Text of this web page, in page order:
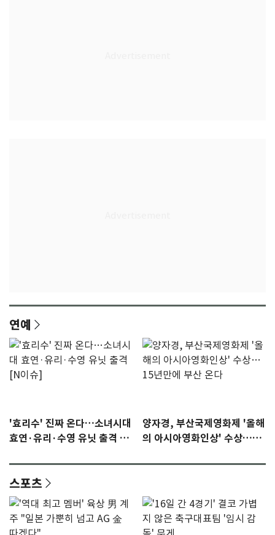
연예
'효리수' 진짜 온다…소녀시대
효연·유리·수영 유닛 출격 [N
양자경, 부산국제영화제 '올해
의 아시아영화인상' 수상…15
스포츠